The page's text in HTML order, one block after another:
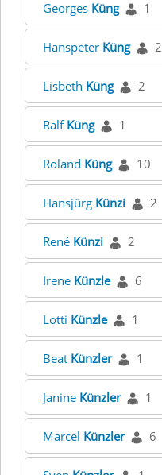
Georges Küng 1
Hanspeter Küng 2
Lisbeth Küng 2
Ralf Küng 1
Roland Küng 10
Hansjürg Künzi 2
René Künzi 2
Irene Künzle 6
Lotti Künzle 1
Beat Künzler 1
Janine Künzler 1
Marcel Künzler 6